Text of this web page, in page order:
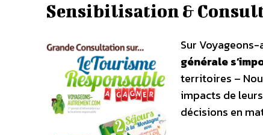
Sensibilisation &
Sur
générale
territoires –
impacts de
décisions en